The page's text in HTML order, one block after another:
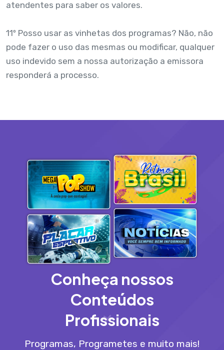
atendentes para saber os valores.
11º Posso usar as vinhetas dos programas? Não, não
pode fazer o uso das mesmas ou modificar, qualquer
uso indevido sem a nossa autorização a emissora
responderá a processo.
Conheça nossos
Conteúdos
Profissionais
Programas, Programetes e muito mais!